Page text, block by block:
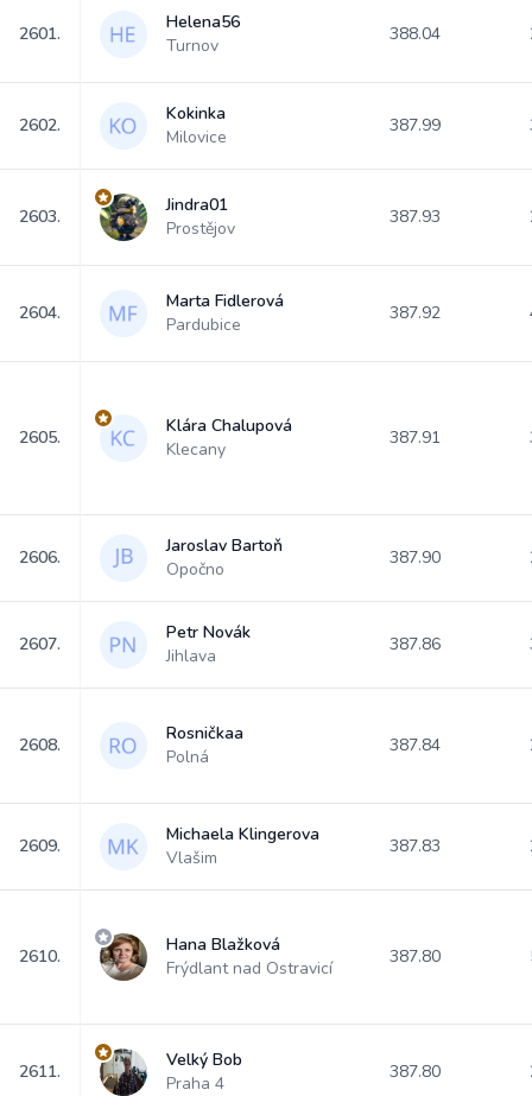
2601.
Helena56
Turnov
388.04
2602.
Kokinka
Milovice
387.99
2603.
Jindra01
Prostějov
387.93
2604.
Marta Fidlerová
Pardubice
387.92
2605.
Klára Chalupová
Klecany
387.91
2606.
Jaroslav Bartoň
Opočno
387.90
2607.
Petr Novák
Jihlava
387.86
2608.
Rosničkaa
Polná
387.84
2609.
Michaela Klingerova
Vlašim
387.83
2610.
Hana Blažková
Frýdlant nad Ostravicí
387.80
2611.
Velký Bob
Praha 4
387.80